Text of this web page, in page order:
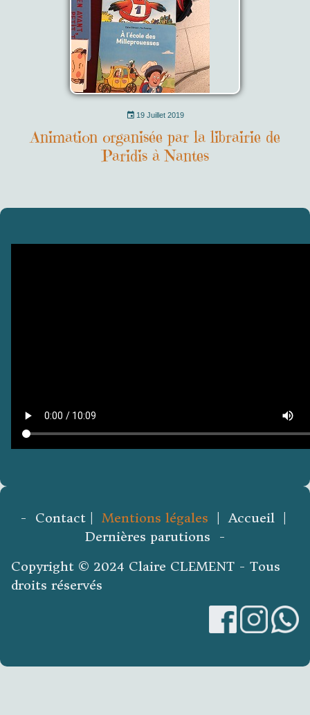
19 Juillet 2019
Animation organisée par la librairie de
Paridis à Nantes
- Contact | Mentions légales | Accueil |
Dernières parutions -
Copyright © 2024 Claire CLEMENT - Tous
droits réservés